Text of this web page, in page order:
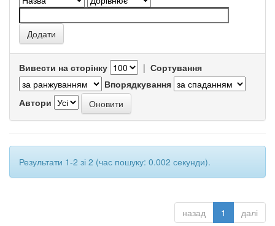
Вивести на сторінку | Сортування
Впорядкування
Автори
Результати 1-2 зі 2 (час пошуку: 0.002 секунди).
назад 1 далі